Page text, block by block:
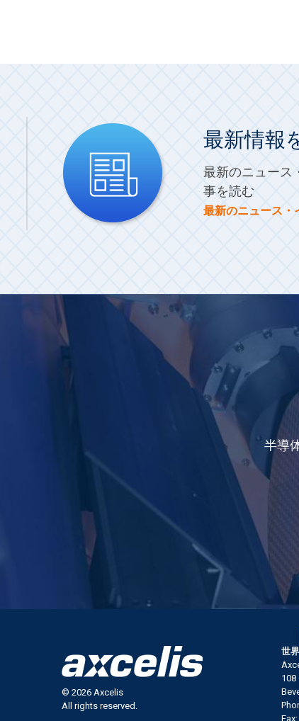
最新情報
最新のニュース
事を読む
最新のニュース・
半導
© 2026 Axcelis
All rights reserved.
世
108